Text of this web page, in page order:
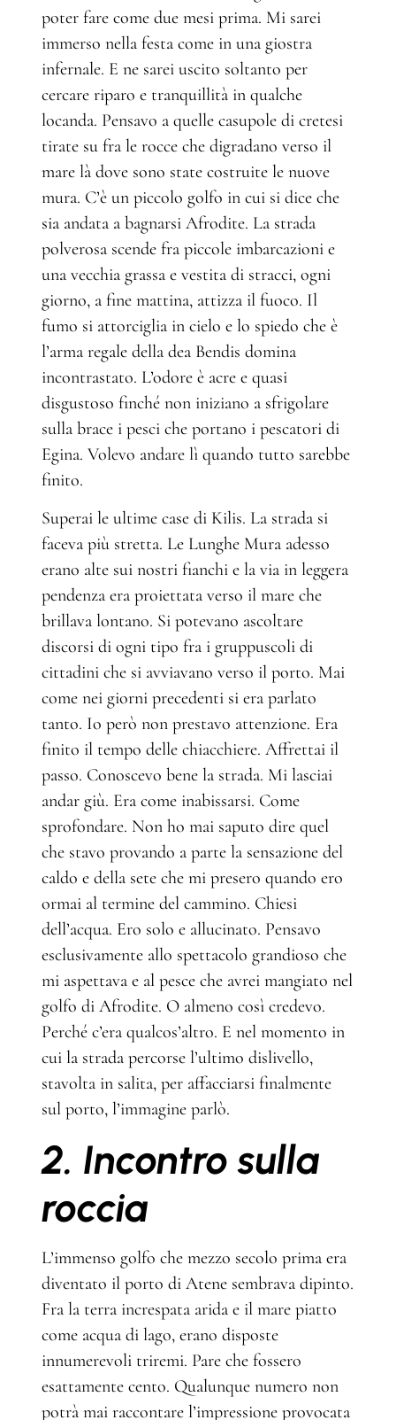
poter fare come due mesi prima. Mi sarei
immerso nella festa come in una giostra
infernale. E ne sarei uscito soltanto per
cercare riparo e tranquillità in qualche
locanda. Pensavo a quelle casupole di cretesi
tirate su fra le rocce che digradano verso il
mare là dove sono state costruite le nuove
mura. C’è un piccolo golfo in cui si dice che
sia andata a bagnarsi Afrodite. La strada
polverosa scende fra piccole imbarcazioni e
una vecchia grassa e vestita di stracci, ogni
giorno, a fine mattina, attizza il fuoco. Il
fumo si attorciglia in cielo e lo spiedo che è
l’arma regale della dea Bendis domina
incontrastato. L’odore è acre e quasi
disgustoso finché non iniziano a sfrigolare
sulla brace i pesci che portano i pescatori di
Egina. Volevo andare lì quando tutto sarebbe
finito.
Superai le ultime case di Kilis. La strada si
faceva più stretta. Le Lunghe Mura adesso
erano alte sui nostri fianchi e la via in leggera
pendenza era proiettata verso il mare che
brillava lontano. Si potevano ascoltare
discorsi di ogni tipo fra i gruppuscoli di
cittadini che si avviavano verso il porto. Mai
come nei giorni precedenti si era parlato
tanto. Io però non prestavo attenzione. Era
finito il tempo delle chiacchiere. Affrettai il
passo. Conoscevo bene la strada. Mi lasciai
andar giù. Era come inabissarsi. Come
sprofondare. Non ho mai saputo dire quel
che stavo provando a parte la sensazione del
caldo e della sete che mi presero quando ero
ormai al termine del cammino. Chiesi
dell’acqua. Ero solo e allucinato. Pensavo
esclusivamente allo spettacolo grandioso che
mi aspettava e al pesce che avrei mangiato nel
golfo di Afrodite. O almeno così credevo.
Perché c’era qualcos’altro. E nel momento in
cui la strada percorse l’ultimo dislivello,
stavolta in salita, per affacciarsi finalmente
sul porto, l’immagine parlò.
2. Incontro sulla
roccia
L’immenso golfo che mezzo secolo prima era
diventato il porto di Atene sembrava dipinto.
Fra la terra increspata arida e il mare piatto
come acqua di lago, erano disposte
innumerevoli triremi. Pare che fossero
esattamente cento. Qualunque numero non
potrà mai raccontare l’impressione provocata